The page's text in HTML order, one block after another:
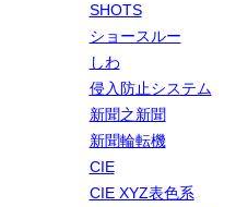
SHOTS
ショースルー
しわ
侵入防止システム
新聞之新聞
新聞輪転機
CIE
CIE XYZ表色系